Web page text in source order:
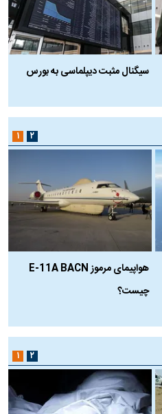
سیگنال مثبت دیپلماسی به بورس
هواپیمای مرموز E-11A BACN
چیست؟
۱ ۲
۱ ۲